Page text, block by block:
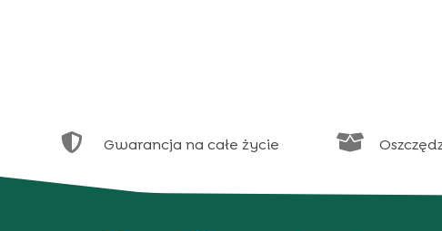
 Gwarancja na całe życie 